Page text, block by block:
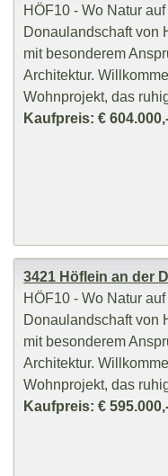
HÖF10 - Wo Natur
Donaulandschaft von
mit besonderem
Architektur.
Wohnprojekt, das
Kaufpreis: €
3421 Höflein an der
HÖF10 - Wo Natur
Donaulandschaft von
mit besonderem
Architektur.
Wohnprojekt, das
Kaufpreis: €